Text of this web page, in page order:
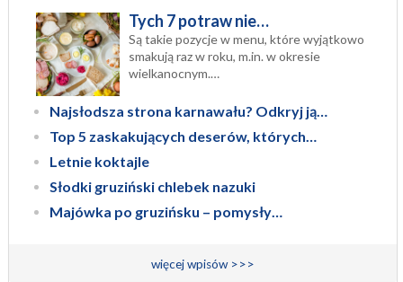
Tych 7 potraw nie…
Są takie pozycje w menu, które wyjątkowo
smakują raz w roku, m.in. w okresie
wielkanocnym.…
Najsłodsza strona karnawału? Odkryj ją…
Top 5 zaskakujących deserów, których…
Letnie koktajle
Słodki gruziński chlebek nazuki
Majówka po gruzińsku – pomysły…
więcej wpisów >>>